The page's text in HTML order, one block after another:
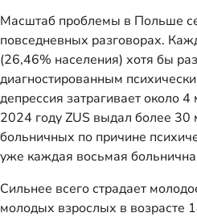
Масштаб проблемы в Польше
повседневных разговорах.
(26,46% населения) хотя бы
диагностированным
депрессия затрагивает около
2024 году ZUS выдал более 30
больничных по причине
уже каждая восьмая
Сильнее всего страдает
молодых взрослых в возрасте